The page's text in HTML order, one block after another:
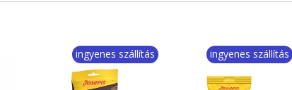
ingyenes szállítás ingyenes szállítás